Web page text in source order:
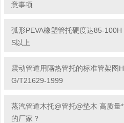
意事项
弧形PEVA橡塑管托硬度达85-100H
S以上
震动管道用隔热管托的标准管架图H
G/T21629-1999
蒸汽管道木托@管托@垫木 高质量*
的厂家？